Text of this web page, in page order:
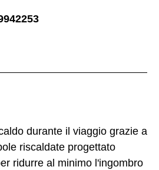
durante il viaggio grazie a
riscaldate progettato
ridurre al minimo l'ingombro